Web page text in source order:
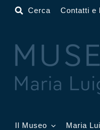
Salta
Cerca Contatti e
Il Museo Maria